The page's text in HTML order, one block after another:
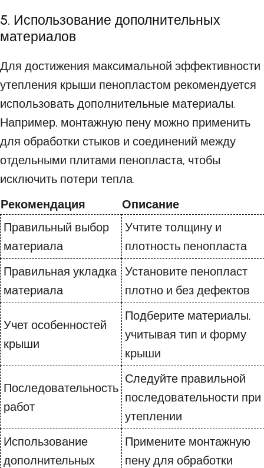
5. Использование дополнительных
материалов
Для достижения максимальной эффективности
утепления крыши пенопластом рекомендуется
использовать дополнительные материалы.
Например, монтажную пену можно применить
для обработки стыков и соединений между
отдельными плитами пенопласта, чтобы
исключить потери тепла.
Рекомендация
Описание
Правильный выбор
материала
Учтите толщину и
плотность пенопласта
Правильная укладка
материала
Установите пенопласт
плотно и без дефектов
Учет особенностей
крыши
Подберите материалы,
учитывая тип и форму
крыши
Последовательность
работ
Следуйте правильной
последовательности при
утеплении
Использование
дополнительных
Примените монтажную
пену для обработки